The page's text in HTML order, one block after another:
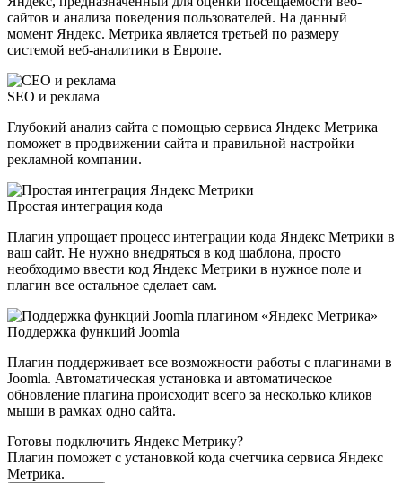
сайтов и анализа поведения пользователей. На данный
момент Яндекс. Метрика является третьей по размеру
системой веб-аналитики в Европе.
SEO и реклама
Глубокий анализ сайта с помощью сервиса Яндекс Метрика
поможет в продвижении сайта и правильной настройки
рекламной компании.
Простая интеграция кода
Плагин упрощает процесс интеграции кода Яндекс Метрики в
ваш сайт. Не нужно внедряться в код шаблона, просто
необходимо ввести код Яндекс Метрики в нужное поле и
плагин все остальное сделает сам.
Поддержка функций Joomla
Плагин поддерживает все возможности работы с плагинами в
Joomla. Автоматическая установка и автоматическое
обновление плагина происходит всего за несколько кликов
мыши в рамках одно сайта.
Готовы подключить Яндекс Метрику?
Плагин поможет с установкой кода счетчика сервиса Яндекс
Метрика.